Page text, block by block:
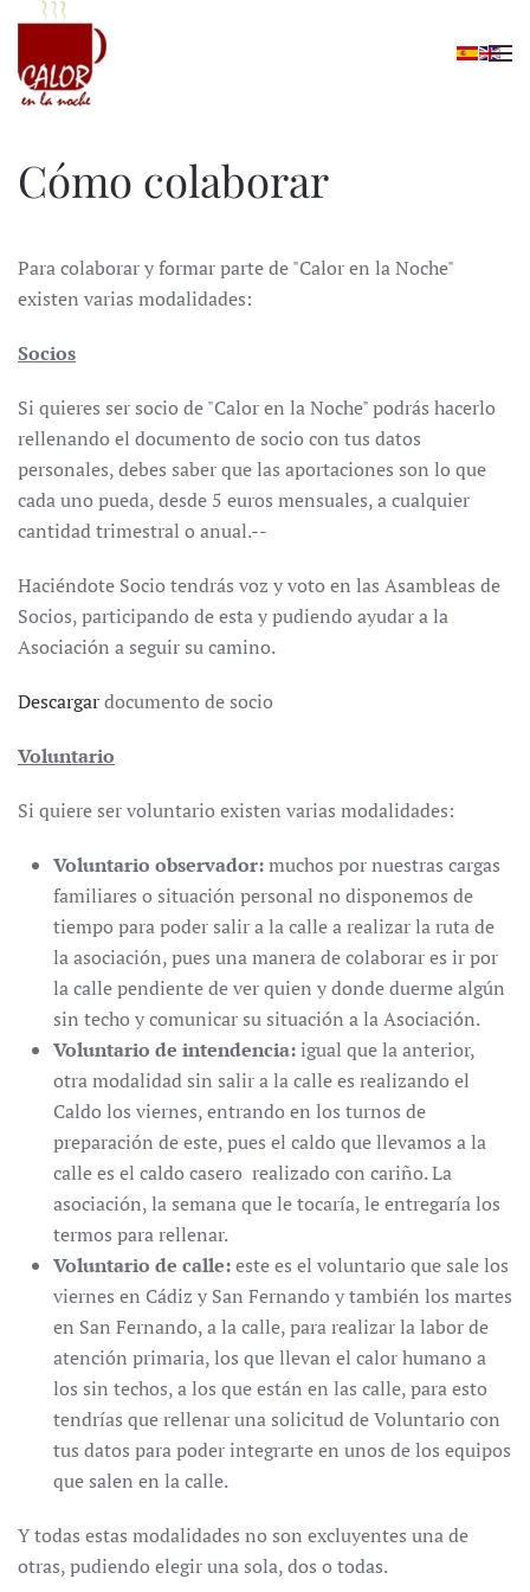
Skip to main content
Cómo colaborar
Para colaborar y formar parte de "Calor en la Noche"
existen varias modalidades:
Socios
Si quieres ser socio de "Calor en la Noche" podrás hacerlo
rellenando el documento de socio con tus datos
personales, debes saber que las aportaciones son lo que
cada uno pueda, desde 5 euros mensuales, a cualquier
cantidad trimestral o anual.--
Haciéndote Socio tendrás voz y voto en las Asambleas de
Socios, participando de esta y pudiendo ayudar a la
Asociación a seguir su camino.
Descargardocumento de socio
Voluntario
Si quiere ser voluntario existen varias modalidades:
Voluntario observador:muchos por nuestras cargas
familiares o situación personal no disponemos de
tiempo para poder salir a la calle a realizar la ruta de
la asociación, pues una manera de colaborar es ir por
la calle pendiente de ver quien y donde duerme algún
sin techo y comunicar su situación a la Asociación.
Voluntario de intendencia:igual que la anterior,
otra modalidad sin salir a la calle es realizando el
Caldo los viernes, entrando en los turnos de
preparación de este, pues el caldo que llevamos a la
calle es el caldo casero realizado con cariño. La
asociación, la semana que le tocaría, le entregaría los
termos para rellenar.
Voluntario de calle:este es el voluntario que sale los
viernes en Cádiz y San Fernando y también los martes
en San Fernando, a la calle, para realizar la labor de
atención primaria, los que llevan el calor humano a
los sin techos, a los que están en las calle, para esto
tendrías que rellenar una solicitud de Voluntario con
tus datos para poder integrarte en unos de los equipos
que salen en la calle.
Y todas estas modalidades no son excluyentes una de
otras, pudiendo elegir una sola, dos o todas.